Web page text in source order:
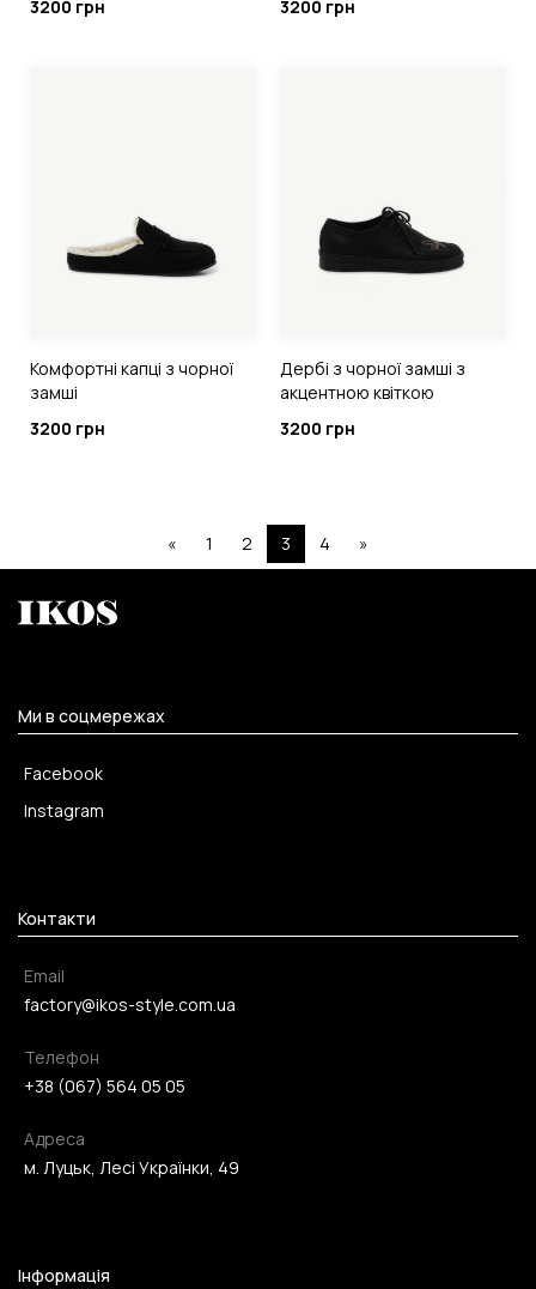
3200 грн
3200 грн
Комфортні капці з чорної
замші
3200 грн
Дербі з чорної замші з
акцентною квіткою
3200 грн
« 1 2 3 4 »
Ми в соцмережах
Facebook
Instagram
Контакти
Email
factory@ikos-style.com.ua
Телефон
+38 (067) 564 05 05
Адреса
м. Луцьк, Лесі Українки, 49
Інформація